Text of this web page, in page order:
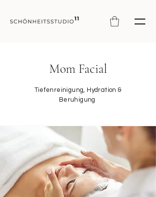
Mom Facial
Tiefenreinigung, Hydration &
Beruhigung